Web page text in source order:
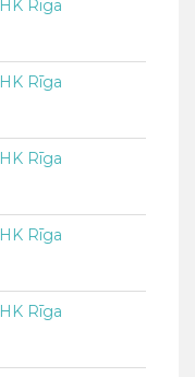
HK Rīga
HK Rīga
HK Rīga
HK Rīga
HK Rīga